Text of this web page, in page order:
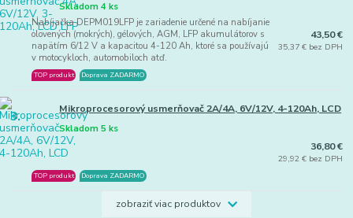
Nabíjačka DEPM019LFP je zariadenie určené na nabíjanie
olovených (mokrých), gélových, AGM, LFP akumulátorov s
napätím 6/12 V a kapacitou 4-120 Ah, ktoré sa používajú
v motocykloch, automobiloch atď.
Skladom 4 ks
TOP produkt Doprava ZADARMO
43,50 €
35,37 € bez DPH
3. Mikroprocesorový usmerňovač 2A/4A, 6V/12V, 4-120Ah, LCD
Skladom 5 ks
TOP produkt Doprava ZADARMO
36,80 €
29,92 € bez DPH
zobraziť viac produktov